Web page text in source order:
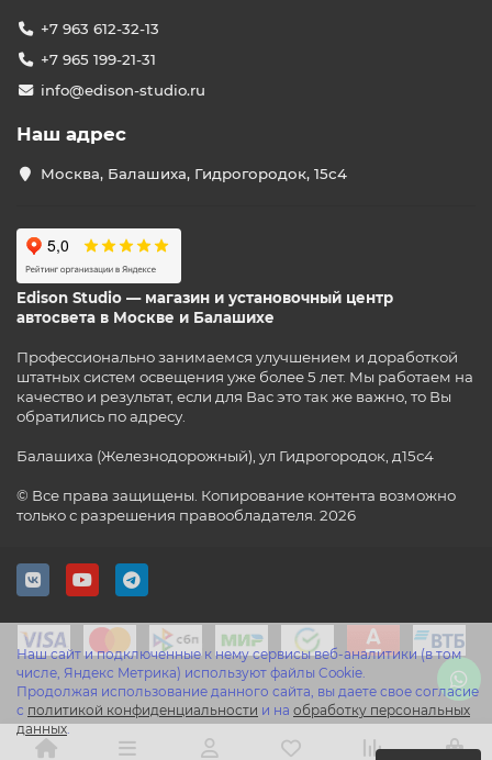
Наш сайт и подключенные к нему сервисы веб-аналитики (в том
числе, Яндекс Метрика) используют файлы Cookie.
Продолжая использование данного сайта, вы даете свое согласие
с политикой конфиденциальности и на обработку персональных
данных.
+7 963 612-32-13
+7 965 199-21-31
info@edison-studio.ru
Наш адрес
Москва, Балашиха, Гидрогородок, 15с4
Edison Studio — магазин и установочный центр
автосвета в Москве и Балашихе
Профессионально занимаемся улучшением и доработкой
штатных систем освещения уже более 5 лет. Мы работаем на
качество и результат, если для Вас это так же важно, то Вы
обратились по адресу.
Балашиха (Железнодорожный), ул Гидрогородок, д15с4
© Все права защищены. Копирование контента возможно
только с разрешения правообладателя. 2026